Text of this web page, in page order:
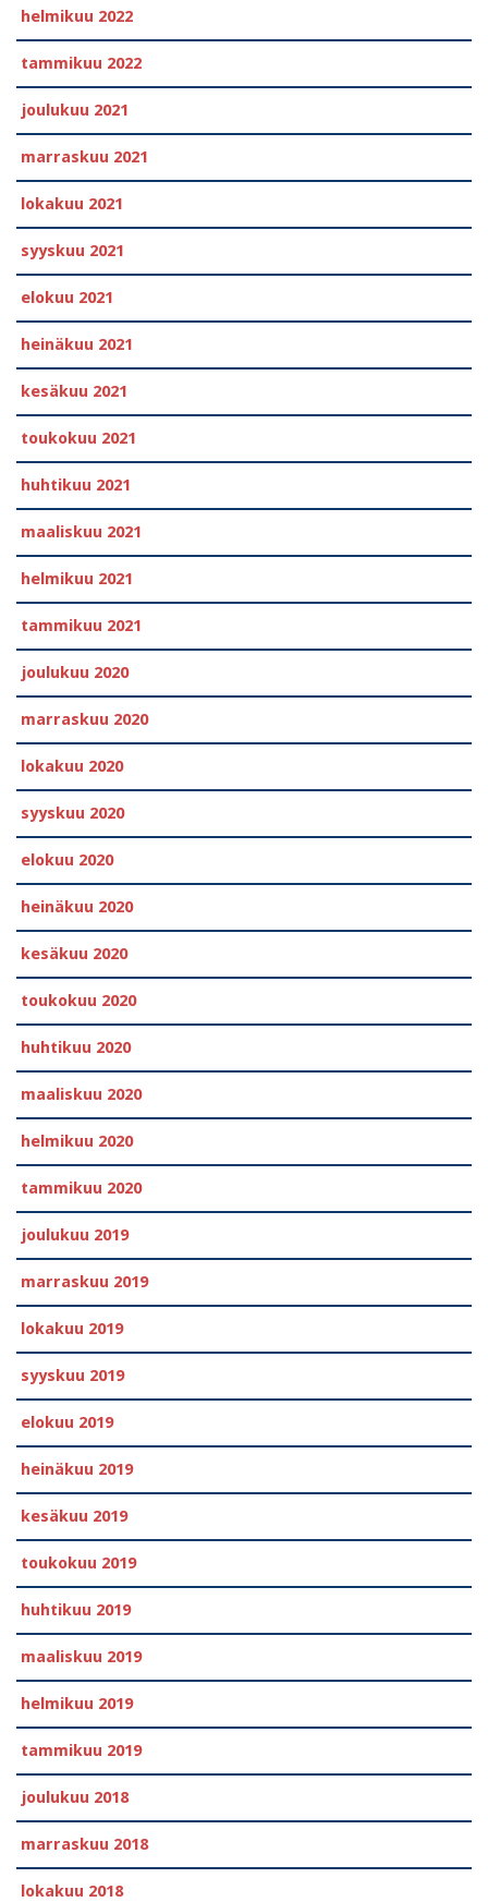
helmikuu 2022
tammikuu 2022
joulukuu 2021
marraskuu 2021
lokakuu 2021
syyskuu 2021
elokuu 2021
heinäkuu 2021
kesäkuu 2021
toukokuu 2021
huhtikuu 2021
maaliskuu 2021
helmikuu 2021
tammikuu 2021
joulukuu 2020
marraskuu 2020
lokakuu 2020
syyskuu 2020
elokuu 2020
heinäkuu 2020
kesäkuu 2020
toukokuu 2020
huhtikuu 2020
maaliskuu 2020
helmikuu 2020
tammikuu 2020
joulukuu 2019
marraskuu 2019
lokakuu 2019
syyskuu 2019
elokuu 2019
heinäkuu 2019
kesäkuu 2019
toukokuu 2019
huhtikuu 2019
maaliskuu 2019
helmikuu 2019
tammikuu 2019
joulukuu 2018
marraskuu 2018
lokakuu 2018